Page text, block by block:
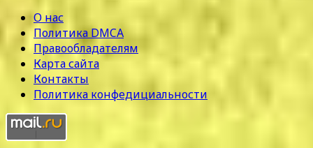
О нас
Политика DMCA
Правообладателям
Карта сайта
Контакты
Политика конфедициальности